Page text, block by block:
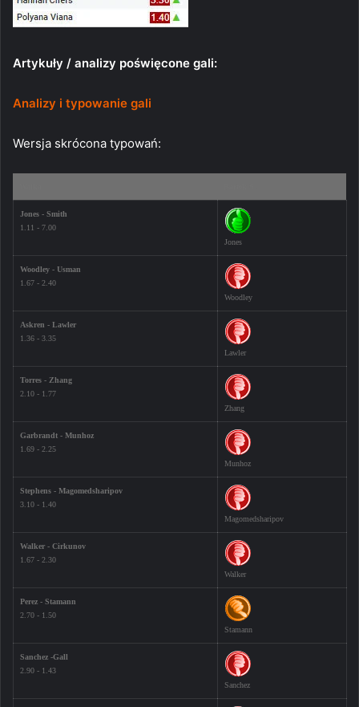
Artykuły / analizy poświęcone gali:
Analizy i typowanie gali
Wersja skrócona typowań:
Jones - Smith
1.11 - 7.00
Jones
Woodley - Usman
1.67 - 2.40
Woodley
Askren - Lawler
1.36 - 3.35
Lawler
Torres - Zhang
2.10 - 1.77
Zhang
Garbrandt - Munhoz
1.69 - 2.25
Munhoz
Stephens - Magomedsharipov
3.10 - 1.40
Magomedsharipov
Walker - Cirkunov
1.67 - 2.30
Walker
Perez - Stamann
2.70 - 1.50
Stamann
Sanchez -Gall
2.90 - 1.43
Sanchez